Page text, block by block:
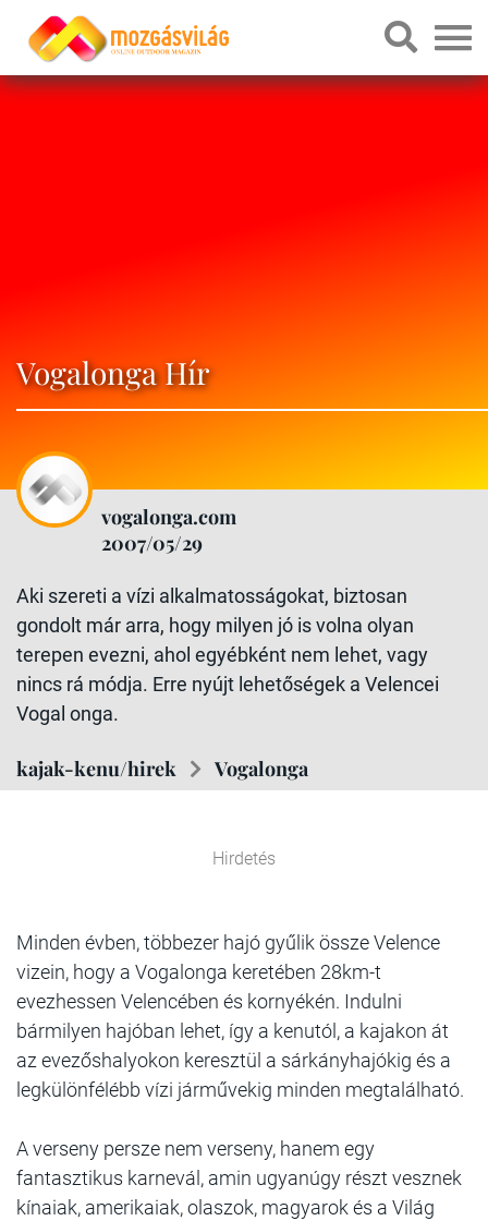
Vogalonga Hír
vogalonga.com
2007/05/29
Aki szereti a vízi alkalmatosságokat, biztosan
gondolt már arra, hogy milyen jó is volna olyan
terepen evezni, ahol egyébként nem lehet, vagy
nincs rá módja. Erre nyújt lehetőségek a Velencei
Vogal onga.
kajak-kenu/hirek Vogalonga
Hirdetés
Minden évben, többezer hajó gyűlik össze Velence
vizein, hogy a Vogalonga keretében 28km-t
evezhessen Velencében és kornyékén. Indulni
bármilyen hajóban lehet, így a kenutól, a kajakon át
az evezőshalyokon keresztül a sárkányhajókig és a
legkülönfélébb vízi járművekig minden megtalálható.
A verseny persze nem verseny, hanem egy
fantasztikus karnevál, amin ugyanúgy részt vesznek
kínaiak, amerikaiak, olaszok, magyarok és a Világ